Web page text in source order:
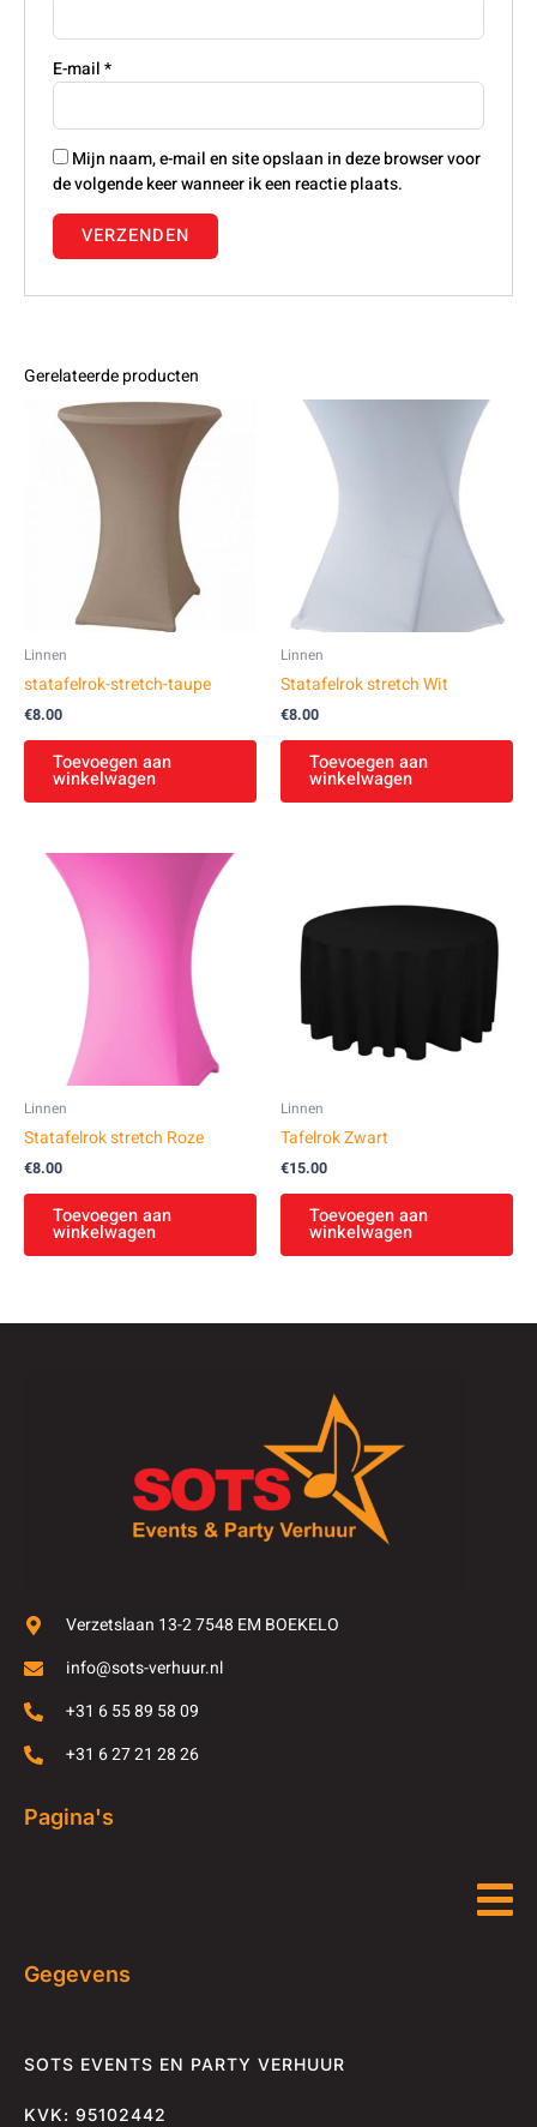
E-mail*
Mijn naam, e-mail en site opslaan in deze browser voor
de volgende keer wanneer ik een reactie plaats.
Gerelateerde producten
Linnen
statafelrok-stretch-taupe
€8.00
Toevoegen aan
winkelwagen
Linnen
Statafelrok stretch Wit
€8.00
Toevoegen aan
winkelwagen
Linnen
Statafelrok stretch Roze
€8.00
Toevoegen aan
winkelwagen
Linnen
Tafelrok Zwart
€15.00
Toevoegen aan
winkelwagen
Verzetslaan 13-2 7548 EM BOEKELO
info@sots-verhuur.nl
+31 6 55 89 58 09
+31 6 27 21 28 26
Pagina's
Gegevens
SOTS EVENTS EN PARTY VERHUUR
KVK: 95102442